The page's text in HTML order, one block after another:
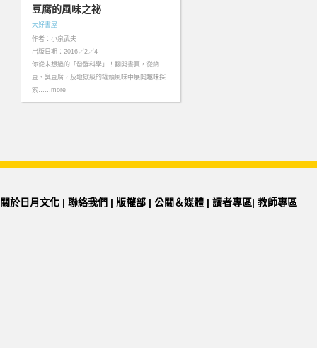
豆腐的風味之祕
大好書屋
作者：小泉武夫
出版日期：2016／2／4
你從未想過的「發酵科學」！翻開書頁，從納
豆、臭豆腐，及地獄級的罐頭風味中展開趣味探
索……more
關於日月文化 | 聯絡我們 | 版權部 | 公關＆媒體 | 讀者專區| 教師專區